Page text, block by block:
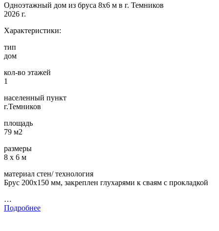
Одноэтажный дом из бруса 8х6 м в г. Темников
2026 г.
Характеристики:
тип
дом
кол-во этажей
1
населенный пункт
г.Темников
площадь
79 м2
размеры
8 х 6 м
материал стен/ технология
Брус 200х150 мм, закреплен глухарями к сваям с прокладкой
…
Подробнее